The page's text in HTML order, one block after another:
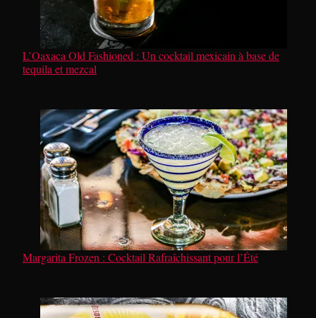
L’Oaxaca Old Fashioned : Un cocktail mexicain à base de
tequila et mezcal
Margarita Frozen : Cocktail Rafraîchissant pour l’Été